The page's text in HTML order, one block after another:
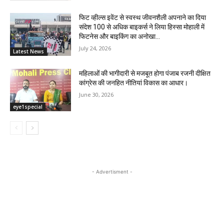
Latest News
फिट व्हील्स इवेंट से स्वस्थ जीवनशैली अपनाने का दिया
संदेश 100 से अधिक बाइकर्स ने लिया हिस्सा मोहाली में
फिटनेस और बाइकिंग का अनोखा...
July 24, 2026
eye1special
महिलाओं की भागीदारी से मजबूत होगा पंजाब रजनी दीक्षित
कांग्रेस की जनहित नीतियां विकास का आधार।
June 30, 2026
- Advertisment -